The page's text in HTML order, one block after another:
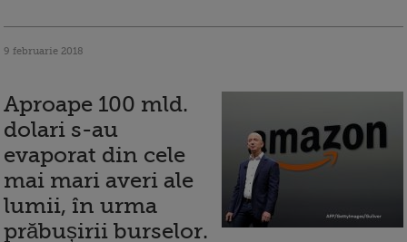
9 februarie 2018
Aproape 100 mld.
dolari s-au
evaporat din cele
mai mari averi ale
lumii, în urma
prăbușirii burselor.